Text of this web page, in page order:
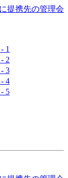
提携先の管理会